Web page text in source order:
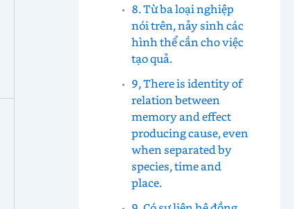
8. Từ ba loại nghiệp
nói trên, nảy sinh các
hình thể cần cho việc
tạo quả.
9, There is identity of
relation between
memory and effect
producing cause, even
when separated by
species, time and
place.